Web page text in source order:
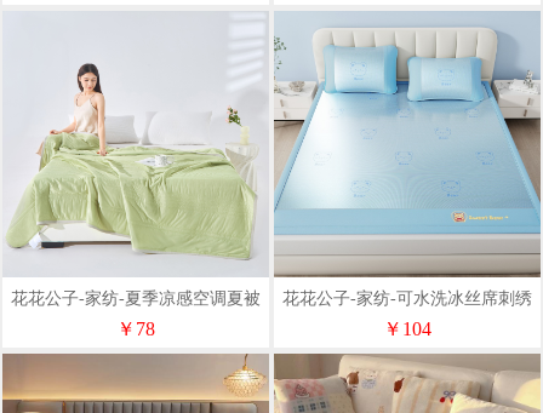
花花公子-家纺-夏季凉感空调夏被
180*200cm
￥78
花花公子-家纺-可水洗冰丝席刺绣
冰藤席180*200三件套
￥104